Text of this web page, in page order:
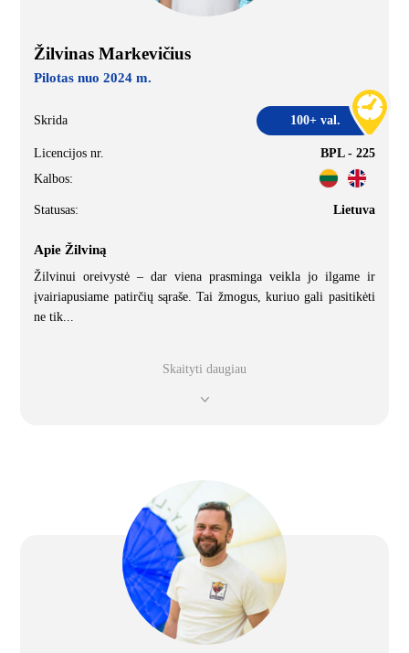
Žilvinas Markevičius
Pilotas nuo 2024 m.
Skrida 100+ val.
Licencijos nr.
BPL - 225
Kalbos:
Statusas: Lietuva
Apie Žilviną
Žilvinui oreivystė – dar viena prasminga veikla jo ilgame ir
įvairiapusiame patirčių sąraše. Tai žmogus, kuriuo gali pasitikėti
ne tik...
Skaityti daugiau